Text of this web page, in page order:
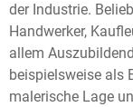
der Industrie.
Handwerker,
allem
beispielsweise als
malerische Lage